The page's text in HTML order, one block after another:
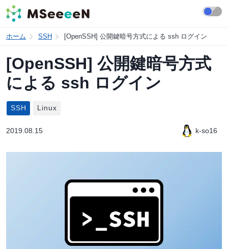
ホーム SSH [OpenSSH] 公開鍵暗号方式による ssh ログイン
[OpenSSH] 公開鍵暗号方式
による ssh ログイン
SSH Linux
2019.08.15 k-so16